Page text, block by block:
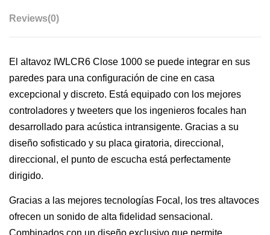
Reviews(0)
El altavoz IWLCR6 Close 1000 se puede integrar en sus
paredes para una configuración de cine en casa
excepcional y discreto. Está equipado con los mejores
controladores y tweeters que los ingenieros focales han
desarrollado para acústica intransigente. Gracias a su
diseño sofisticado y su placa giratoria, direccional,
direccional, el punto de escucha está perfectamente
dirigido.
Gracias a las mejores tecnologías Focal, los tres altavoces
ofrecen un sonido de alta fidelidad sensacional.